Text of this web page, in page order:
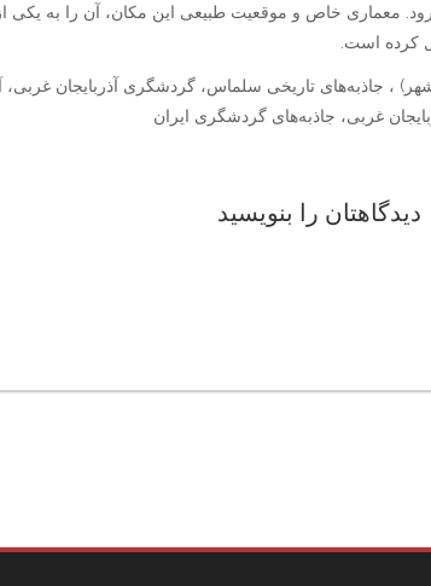
معماری خاص و موقعیت طبیعی این مکان، آن را به یکی
کرده است.
، جاذبه‌های تاریخی سلماس، گردشگری آذربایجان غربی،
غربی، جاذبه‌های گردشگری ایران
دیدگاهتان را بنویسید